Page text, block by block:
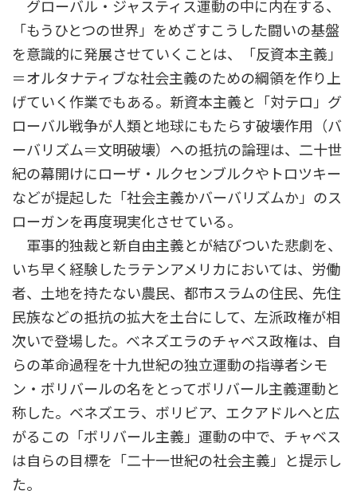
グローバル・ジャスティス運動の中に内在する、
「もうひとつの世界」をめざすこうした闘いの基盤
を意識的に発展させていくことは、「反資本主義」
＝オルタナティブな社会主義のための綱領を作り上
げていく作業でもある。新資本主義と「対テロ」グ
ローバル戦争が人類と地球にもたらす破壊作用（バ
ーバリズム＝文明破壊）への抵抗の論理は、二十世
紀の幕開けにローザ・ルクセンブルクやトロツキー
などが提起した「社会主義かバーバリズムか」のス
ローガンを再度現実化させている。
軍事的独裁と新自由主義とが結びついた悲劇を、
いち早く経験したラテンアメリカにおいては、労働
者、土地を持たない農民、都市スラムの住民、先住
民族などの抵抗の拡大を土台にして、左派政権が相
次いで登場した。ベネズエラのチャベス政権は、自
らの革命過程を十九世紀の独立運動の指導者シモ
ン・ボリバールの名をとってボリバール主義運動と
称した。ベネズエラ、ボリビア、エクアドルへと広
がるこの「ボリバール主義」運動の中で、チャベス
は自らの目標を「二十一世紀の社会主義」と提示し
た。